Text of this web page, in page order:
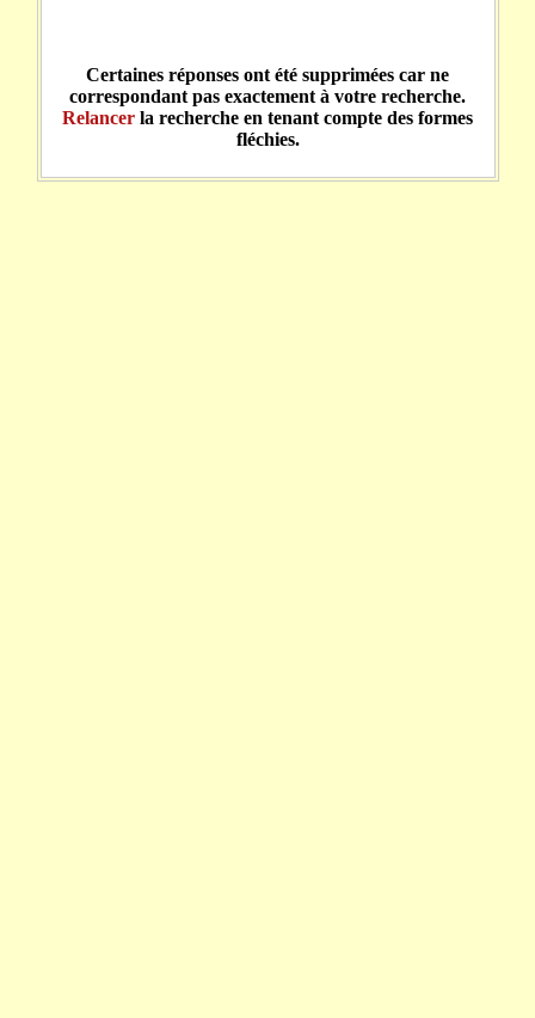
Certaines réponses ont été supprimées car ne
correspondant pas exactement à votre recherche.
Relancer la recherche en tenant compte des formes
fléchies.